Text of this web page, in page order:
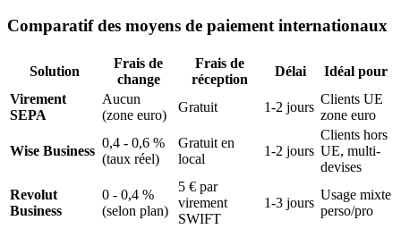
Comparatif des moyens de paiement internationaux
Solution
Frais de
change
Frais de
réception
Délai
Idéal pour
Virement
SEPA
Aucun
(zone euro)
Gratuit 1-2 jours
Clients UE
zone euro
Wise Business
0,4 - 0,6 %
(taux réel)
Gratuit en
local
1-2 jours
Clients hors
UE, multi-
devises
Revolut
Business
0 - 0,4 %
(selon plan)
5 € par
virement
SWIFT
1-3 jours
Usage mixte
perso/pro